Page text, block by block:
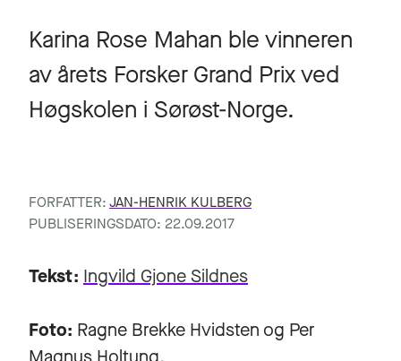
Karina Rose Mahan ble vinneren
av årets Forsker Grand Prix ved
Høgskolen i Sørøst-Norge.
FORFATTER:JAN-HENRIK KULBERG
PUBLISERINGSDATO: 22.09.2017
Tekst: Ingvild Gjone Sildnes
Foto: Ragne Brekke Hvidsten og Per